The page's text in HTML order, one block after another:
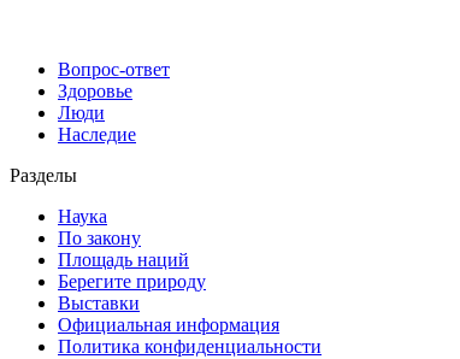
Вопрос-ответ
Здоровье
Люди
Наследие
Разделы
Наука
По закону
Площадь наций
Берегите природу
Выставки
Официальная информация
Политика конфиденциальности